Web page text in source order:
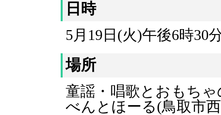
日時
5月19日(火)午後6時30
場所
童謡・唱歌とおもち
べんとほーる(鳥取市